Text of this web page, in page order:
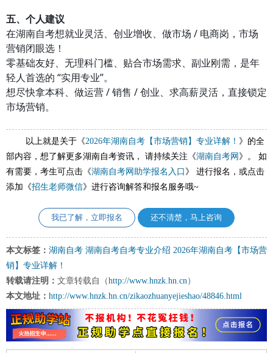
五、个人建议
在湖南自考想就业灵活、创业增收、做市场 / 电商岗，市场
营销闭眼选！
零基础友好、无理科门槛、贴合市场需求、副业刚需，是年
轻人首选的 “实用专业”。
想尽快拿本科、做运营 / 销售 / 创业、求高薪灵活，直接锁定
市场营销。
以上就是关于《2026年湖南自考【市场营销】专业详解！ 》的全
部内容，想了解更多湖南自考资讯， 请持续关注《湖南自考网 》。 如
有需要，考生可点击《湖南自考网助学报名入口 》 进行报名，或点击
添加《招生老师微信》进行咨询解答和报名服务哦~
我已了解，立即报名 还不清楚，马上咨询
本文标签： 湖南自考 湖南自考自考专业介绍 2026年湖南自考【市场营
销】专业详解！
转载请注明： 文章转载自（http://www.hnzk.hn.cn）
本文地址： http://www.hnzk.hn.cn/zikaozhuanyejieshao/48846.html